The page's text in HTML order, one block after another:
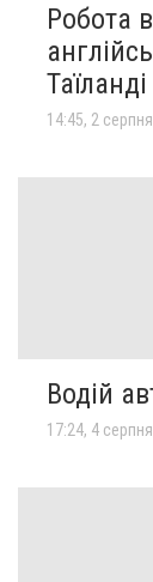
Робота
Таїланді
14:45, 2 серпня
Водій
17:24, 4 серпня